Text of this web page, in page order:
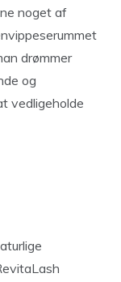
noget af
drømmer
og
vedligeholde